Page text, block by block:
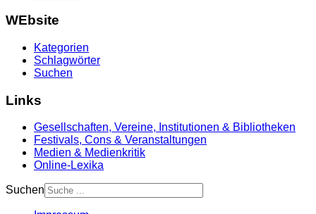
WEbsite
Kategorien
Schlagwörter
Suchen
Links
Gesellschaften, Vereine, Institutionen & Bibliotheken
Festivals, Cons & Veranstaltungen
Medien & Medienkritik
Online-Lexika
Suchen